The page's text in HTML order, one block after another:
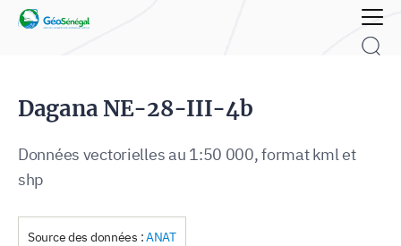
Rechercher :
Dagana NE-28-III-4b
Données vectorielles au 1:50 000, format kml et
shp
Source des données :ANAT